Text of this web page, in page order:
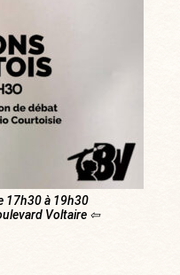
17h30 à 19h30
Voltaire ⇦